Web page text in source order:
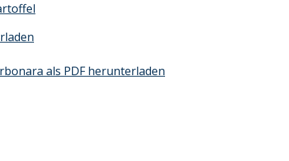
als PDF herunterladen